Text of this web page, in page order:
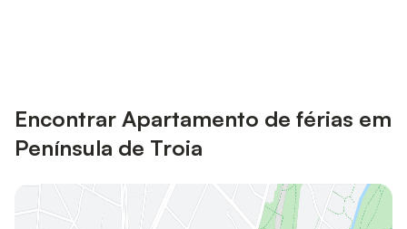
Encontrar Apartamento de férias em
Península de Troia